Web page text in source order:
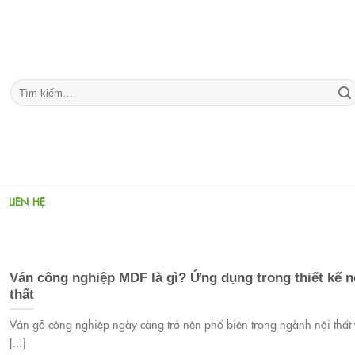
Tìm
kiếm:
LIÊN HỆ
Ván công nghiệp MDF là gì? Ứng dụng trong thiết kế
thất
Ván gỗ công nghiệp ngày càng trở nên phổ biên trong ngành nội thất
[...]